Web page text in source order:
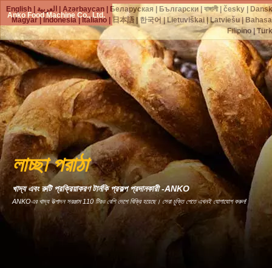
Anko Food Machine Co., Ltd.
লাচ্ছা পরাঠা
খাদ্য এবং রুটি প্রক্রিয়াকরণ টার্নকি প্রকল্প প্রদানকারী -ANKO
ANKOএর খাদ্য উত্পাদন সরঞ্জাম 110 টিরও বেশি দেশে বিক্রি হয়েছে। সেরা চুক্তি পেতে এখনই যোগাযোগ করুন!
English العربية |Azərbaycan Беларуская Български |বাঙ্গালী|česky
Magyar|Indonesia| Italiano| 日本語|한국어|Lietuviškai|Latviešu|
Filipino|